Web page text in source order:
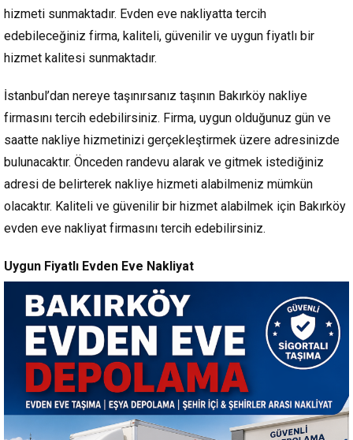
hizmeti sunmaktadır. Evden eve nakliyatta tercih
edebileceğiniz firma, kaliteli, güvenilir ve uygun fiyatlı bir
hizmet kalitesi sunmaktadır.
İstanbul’dan nereye taşınırsanız taşının Bakırköy nakliye
firmasını tercih edebilirsiniz. Firma, uygun olduğunuz gün ve
saatte nakliye hizmetinizi gerçekleştirmek üzere adresinizde
bulunacaktır. Önceden randevu alarak ve gitmek istediğiniz
adresi de belirterek nakliye hizmeti alabilmeniz mümkün
olacaktır. Kaliteli ve güvenilir bir hizmet alabilmek için Bakırköy
evden eve nakliyat firmasını tercih edebilirsiniz.
Uygun Fiyatlı Evden Eve Nakliyat